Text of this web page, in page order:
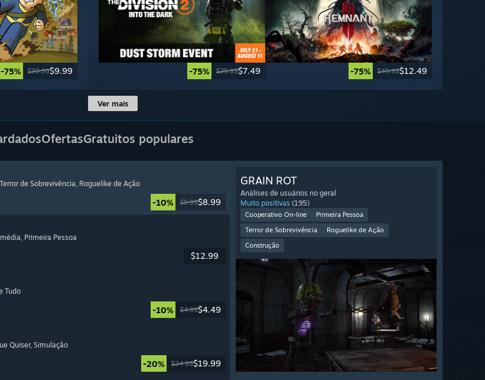
-75% $39.99$9.99 -75% $29.99$7.49 -75% $49.99$12.49
Ver mais
OfertasGratuitos populares
de Sobrevivência, Roguelike de Ação
-10% $9.99$8.99
, Primeira Pessoa
$12.99
Tudo
-10% $4.99$4.49
Quiser, Simulação
-20% $24.99$19.99
GRAIN ROT
Análises de usuários no geral
Muito positivas (195)
Cooperativo On-line
Primeira Pessoa
Terror de Sobrevivência
Roguelike de Ação
Construção